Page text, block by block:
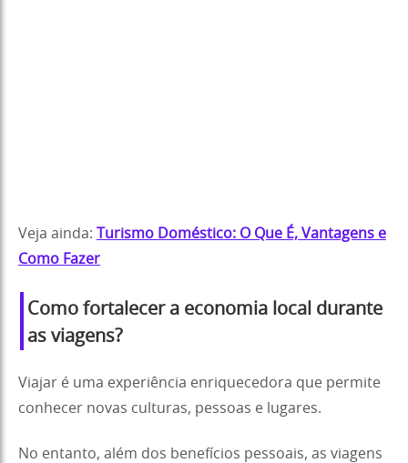
Veja ainda:
Turismo Doméstico: O Que É, Vantagens e
Como Fazer
Como fortalecer a economia local durante
as viagens?
Viajar é uma experiência enriquecedora que permite
conhecer novas culturas, pessoas e lugares.
No entanto, além dos benefícios pessoais, as viagens